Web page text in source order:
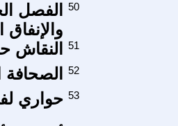
الفصل
50
النقاش 51
52
حواري 53